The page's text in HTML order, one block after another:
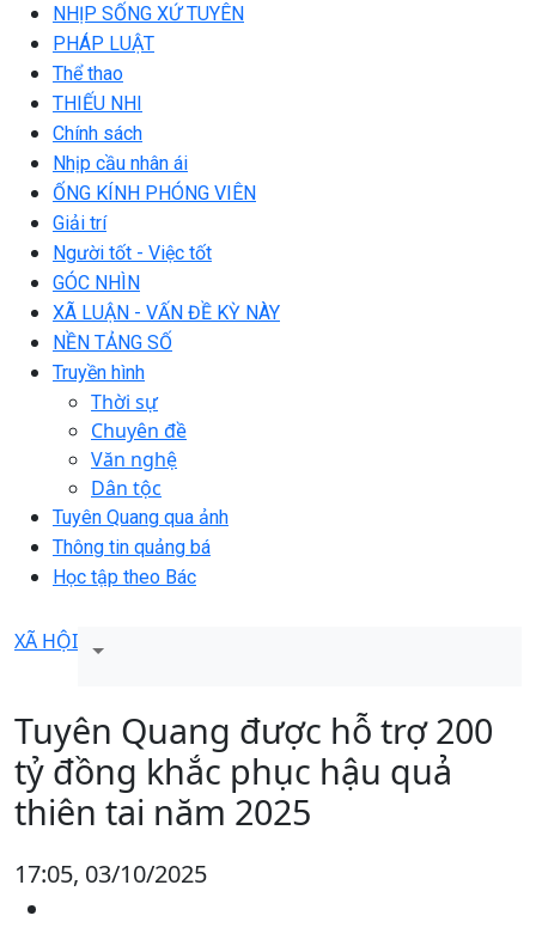
NHỊP SỐNG XỨ TUYÊN
PHÁP LUẬT
Thể thao
THIẾU NHI
Chính sách
Nhịp cầu nhân ái
ỐNG KÍNH PHÓNG VIÊN
Giải trí
Người tốt - Việc tốt
GÓC NHÌN
XÃ LUẬN - VẤN ĐỀ KỲ NÀY
NỀN TẢNG SỐ
Truyền hình
Thời sự
Chuyên đề
Văn nghệ
Dân tộc
Tuyên Quang qua ảnh
Thông tin quảng bá
Học tập theo Bác
XÃ HỘI
Tuyên Quang được hỗ trợ 200
tỷ đồng khắc phục hậu quả
thiên tai năm 2025
17:05, 03/10/2025